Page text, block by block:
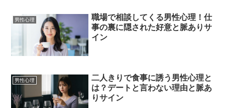
男性心理
職場で相談してくる男性心理！仕
事の裏に隠された好意と脈ありサ
イン
男性心理
二人きりで食事に誘う男性心理と
は？デートと言わない理由と脈あ
りサイン